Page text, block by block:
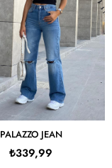
PALAZZO JEAN
₺339,99